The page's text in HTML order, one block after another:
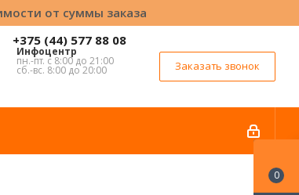
от суммы заказа
+375 (44) 577 88 08
Инфоцентр
пн.-пт. с 8:00 до 21:00
сб.-вс. 8:00 до 20:00 Заказать звонок
0